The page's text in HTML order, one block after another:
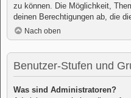
zu können. Die Möglichkeit,
deinen Berechtigungen ab, die
Nach oben
Benutzer-Stufen und
Was sind Administratoren?